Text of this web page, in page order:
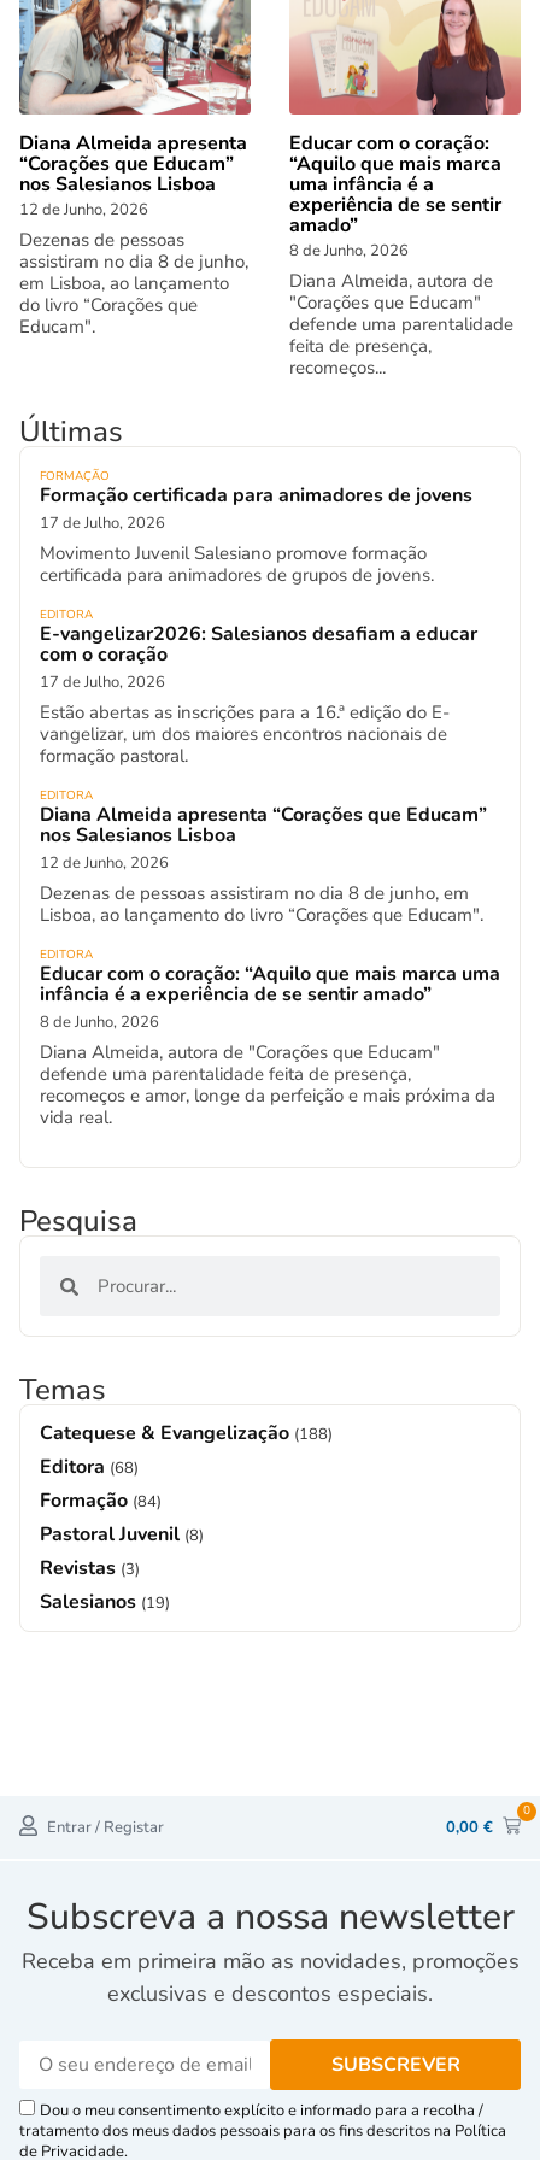
Diana Almeida apresenta
“Corações que Educam”
nos Salesianos Lisboa
12 de Junho, 2026
Dezenas de pessoas
assistiram no dia 8 de junho,
em Lisboa, ao lançamento
do livro “Corações que
Educam".
Educar com o coração:
“Aquilo que mais marca
uma infância é a
experiência de se sentir
amado”
8 de Junho, 2026
Diana Almeida, autora de
"Corações que Educam"
defende uma parentalidade
feita de presença,
recomeços...
Últimas
FORMAÇÃO
Formação certificada para animadores de jovens
17 de Julho, 2026
Movimento Juvenil Salesiano promove formação
certificada para animadores de grupos de jovens.
EDITORA
E-vangelizar2026: Salesianos desafiam a educar
com o coração
17 de Julho, 2026
Estão abertas as inscrições para a 16.ª edição do E-
vangelizar, um dos maiores encontros nacionais de
formação pastoral.
EDITORA
Diana Almeida apresenta “Corações que Educam”
nos Salesianos Lisboa
12 de Junho, 2026
Dezenas de pessoas assistiram no dia 8 de junho, em
Lisboa, ao lançamento do livro “Corações que Educam".
EDITORA
Educar com o coração: “Aquilo que mais marca uma
infância é a experiência de se sentir amado”
8 de Junho, 2026
Diana Almeida, autora de "Corações que Educam"
defende uma parentalidade feita de presença,
recomeços e amor, longe da perfeição e mais próxima da
vida real.
Pesquisa
Temas
Catequese & Evangelização (188)
Editora (68)
Formação (84)
Pastoral Juvenil (8)
Revistas (3)
Salesianos (19)
Entrar / Registar 0,00 €
0
Subscreva a nossa newsletter
Receba em primeira mão as novidades, promoções
exclusivas e descontos especiais.
Dou o meu consentimento explícito e informado para a recolha /
tratamento dos meus dados pessoais para os fins descritos na Política
de Privacidade.